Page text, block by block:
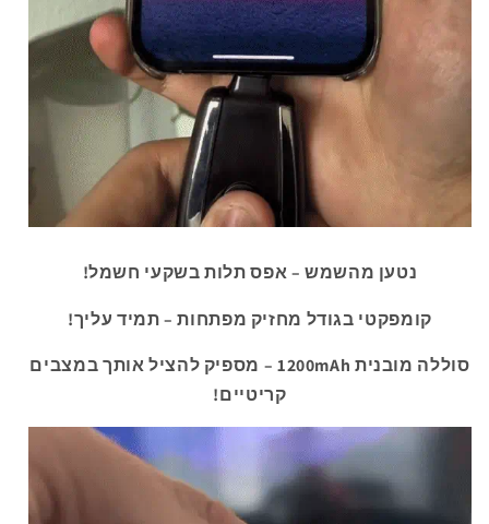
נטען מהשמש – אפס תלות בשקעי חשמל!
קומפקטי בגודל מחזיק מפתחות – תמיד עליך!
סוללה מובנית 1200mAh – מספיק להציל אותך במצבים
קריטיים!